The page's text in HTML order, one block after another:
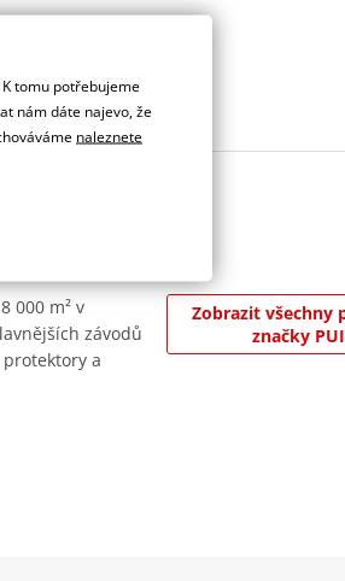
000 m² v
závodů
a
Zobrazit všechny
značky
tomu potřebujeme
nám dáte najevo, že
naleznete